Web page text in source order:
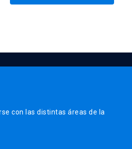
con las distintas áreas de la